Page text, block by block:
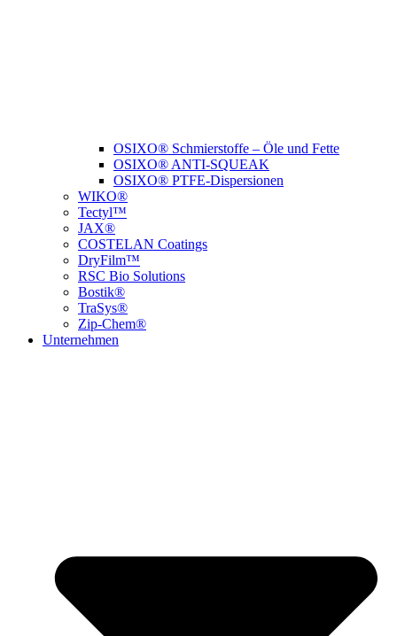
OSIXO® Schmierstoffe – Öle und Fette
OSIXO® ANTI-SQUEAK
OSIXO® PTFE-Dispersionen
WIKO®
Tectyl™
JAX®
COSTELAN Coatings
DryFilm™
RSC Bio Solutions
Bostik®
TraSys®
Zip-Chem®
Unternehmen